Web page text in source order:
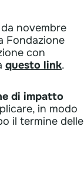
novembre
Fondazione
con
questo link.
di impatto
in modo
il termine delle